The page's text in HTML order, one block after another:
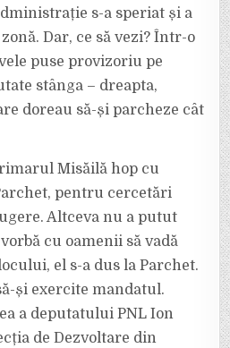
ȘI
PAVELE
”RECLAMATE”
LA
POLIȚIE
s-a speriat și a
Dar, ce să vezi? Într-o
puse provizoriu pe
stânga – dreapta,
doreau să-și parcheze cât
Misăilă hop cu
pentru cercetări
Altceva nu a putut
cu oamenii să vadă
el s-a dus la Parchet.
și exercite mandatul.
a deputatului PNL Ion
de Dezvoltare din